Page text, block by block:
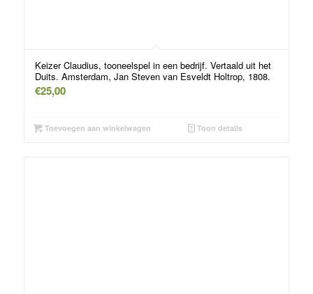
Keizer Claudius, tooneelspel in een bedrijf. Vertaald uit het
Duits. Amsterdam, Jan Steven van Esveldt Holtrop, 1808.
€25,00
Toevoegen aan winkelwagen Toon details